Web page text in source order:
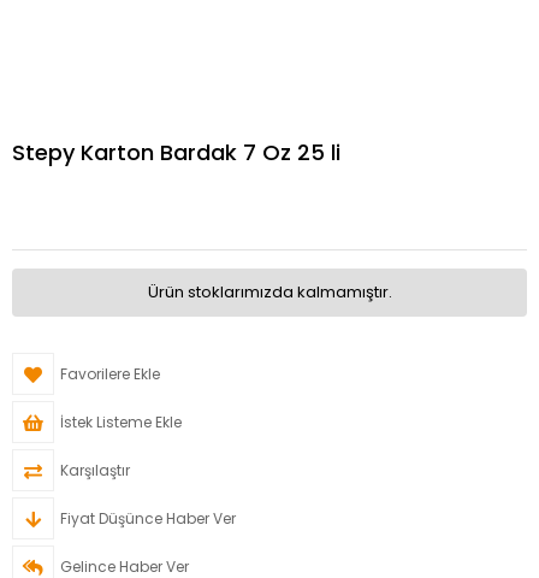
Stepy Karton Bardak 7 Oz 25 li
Ürün stoklarımızda kalmamıştır.
Favorilere Ekle
İstek Listeme Ekle
Karşılaştır
Fiyat Düşünce Haber Ver
Gelince Haber Ver